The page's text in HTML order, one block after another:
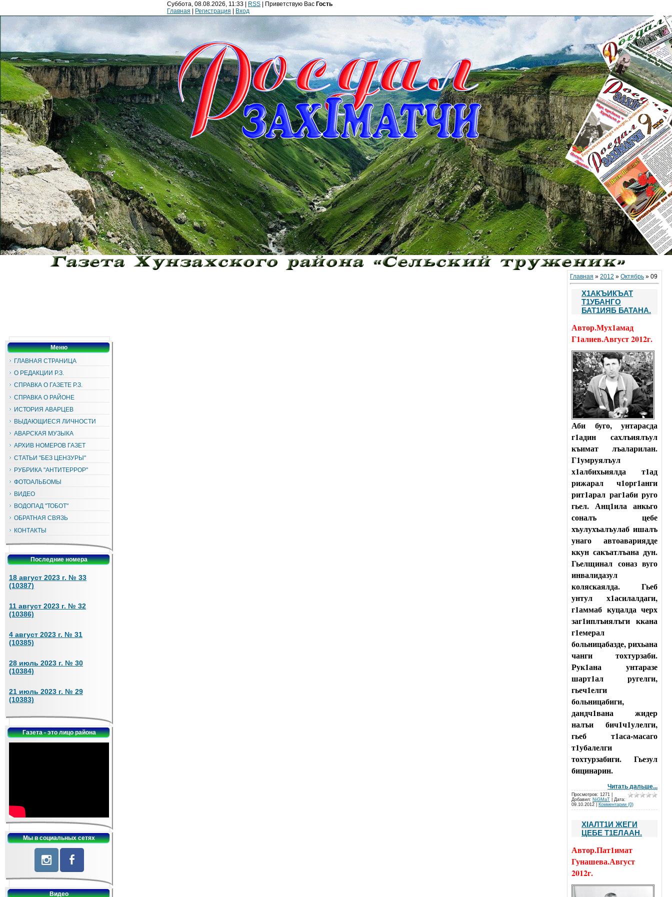
Суббота, 08.08.2026, 11:33 | RSS Приветствую Вас Гость
Главная
Регистрация Вход
Меню
ГЛАВНАЯ СТРАНИЦА
О РЕДАКЦИИ Р.З.
СПРАВКА О ГАЗЕТЕ Р.З.
СПРАВКА О РАЙОНЕ
ИСТОРИЯ АВАРЦЕВ
ВЫДАЮЩИЕСЯ ЛИЧНОСТИ
АВАРСКАЯ МУЗЫКА
АРХИВ НОМЕРОВ ГАЗЕТ
СТАТЬИ "БЕЗ ЦЕНЗУРЫ"
РУБРИКА "АНТИТЕРРОР"
ФОТОАЛЬБОМЫ
ВИДЕО
ВОДОПАД "ТОБОТ"
ОБРАТНАЯ СВЯЗЬ
КОНТАКТЫ
Последние номера
18 август 2023 г. № 33
(10387)
11 август 2023 г. № 32
(10386)
4 август 2023 г. № 31
(10385)
28 июль 2023 г. № 30
(10384)
21 июль 2023 г. № 29
(10383)
Газета - это лицо района
Мы в социальных сетях
Видео
Главная » 2012 » Октябрь » 09
Х1АКЪИКЪАТ
Т1УБАНГО
БАТ1ИЯБ БАТАНА.
Автор.Мух1амад
Г1алиев.Август 2012г.
Аби буго, унтарасда
г1адин сахлъиялъул
къимат лъаларилан.
Г1умруялъул
х1албихьиялда т1ад
рижарал ч1орг1анги
рит1арал раг1аби руго
гьел. Анц1ила анкьго
соналъ цебе
хъулухъалъулаб ишалъ
унаго автоавариядде
ккун сакъатлъана дун.
Гьелщинал соназ вуго
инвалидазул
коляскаялда. Гьеб
унтул х1асилалдаги,
г1аммаб куцалда черх
заг1иплъиялъги ккана
г1емерал
больницабазде, рихьана
чанги тохтурзаби.
Рук1ана унтаразе
шарт1ал ругелги,
гьеч1елги
больницабиги,
дандч1вана жидер
налъи бич1ч1улелги,
гьеб т1аса-масаго
т1убалелги
тохтурзабиги. Гьезул
бицинарин.
Читать дальше...
Просмотров: 1271 |
Добавил: NiGMaT | Дата:
09.10.2012
Комментарии (0)
ХIАЛТ1И ЖЕГИ
ЦЕБЕ Т1ЕЛААН.
Автор.Пат1имат
Гунашева.Август
2012г.